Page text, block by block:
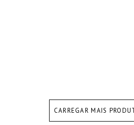
CARREGAR MAIS